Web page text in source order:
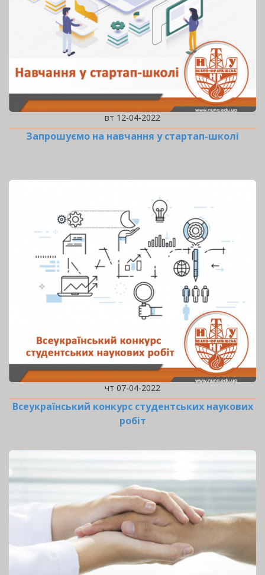
вт 12-04-2022
Запрошуємо на навчання у стартап-школі
чт 07-04-2022
Всеукраїнський конкурс студентських наукових
робіт